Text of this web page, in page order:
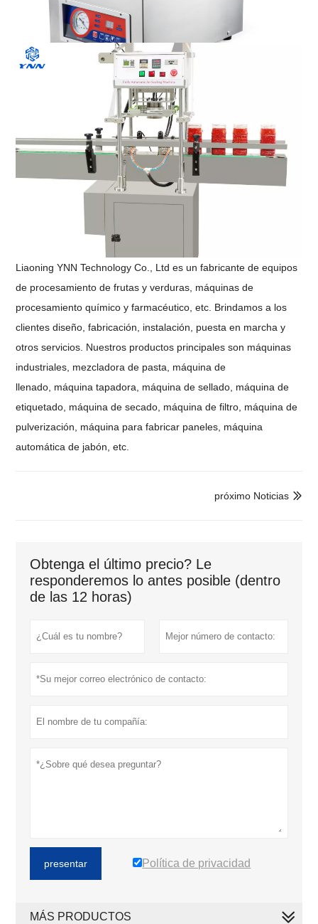
Liaoning YNN Technology Co., Ltd es un fabricante de equipos
de procesamiento de frutas y verduras, máquinas de
procesamiento químico y farmacéutico, etc. Brindamos a los
clientes diseño, fabricación, instalación, puesta en marcha y
otros servicios. Nuestros productos principales son máquinas
industriales, mezcladora de pasta, máquina de
llenado, máquina tapadora, máquina de sellado, máquina de
etiquetado, máquina de secado, máquina de filtro, máquina de
pulverización, máquina para fabricar paneles, máquina
automática de jabón, etc.

próximo Noticias
Obtenga el último precio? Le
responderemos lo antes posible (dentro
de las 12 horas)
presentar Política de privacidad
MÁS PRODUCTOS